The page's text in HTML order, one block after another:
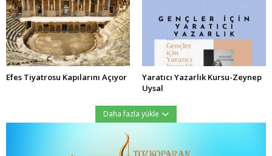
Efes Tiyatrosu Kapılarını Açıyor
Yaratıcı Yazarlık Kursu-Zeynep
Uysal
Daha fazla yükle